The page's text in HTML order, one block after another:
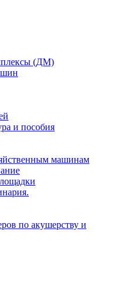
(ДМ)
и пособия
машинам
по акушерству и